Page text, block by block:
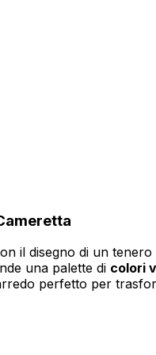
il disegno di un
una palette di colori
perfetto per
di essi. Questi cookie non
appare o si comporta, ad